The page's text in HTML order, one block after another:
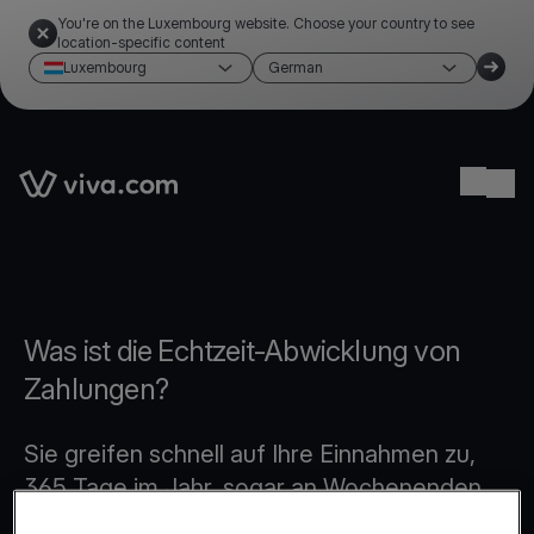
You're on the Luxembourg website. Choose your country to see
location-specific content
Luxembourg
German
Link to the homepage
Was ist die Echtzeit-Abwicklung von
Zahlungen?
Sie greifen schnell auf Ihre Einnahmen zu,
365 Tage im Jahr, sogar an Wochenenden